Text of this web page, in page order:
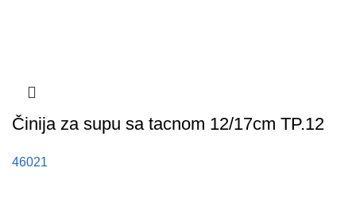
Činija za supu sa tacnom 12/17cm TP.12
46021